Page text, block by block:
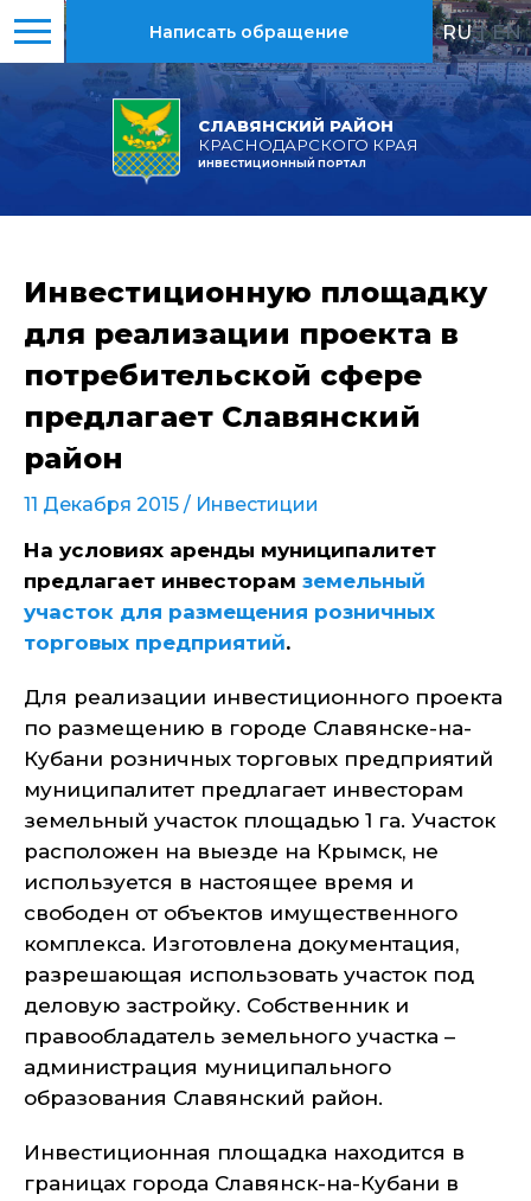
СЛАВЯНСКИЙ РАЙОН
КРАСНОДАРСКОГО КРАЯ
ИНВЕСТИЦИОННЫЙ ПОРТАЛ
Написать обращение RU | EN
Инвестиционную площадку
для реализации проекта в
потребительской сфере
предлагает Славянский
район
11 Декабря 2015 / Инвестиции
На условиях аренды муниципалитет
предлагает инвесторам земельный
участок для размещения розничных
торговых предприятий.
Для реализации инвестиционного проекта
по размещению в городе Славянске-на-
Кубани розничных торговых предприятий
муниципалитет предлагает инвесторам
земельный участок площадью 1 га. Участок
расположен на выезде на Крымск, не
используется в настоящее время и
свободен от объектов имущественного
комплекса. Изготовлена документация,
разрешающая использовать участок под
деловую застройку. Собственник и
правообладатель земельного участка –
администрация муниципального
образования Славянский район.
Инвестиционная площадка находится в
границах города Славянск-на-Кубани в